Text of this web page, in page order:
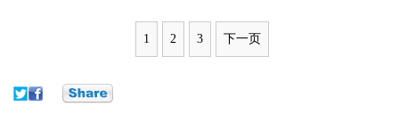
1 2 3 下一页